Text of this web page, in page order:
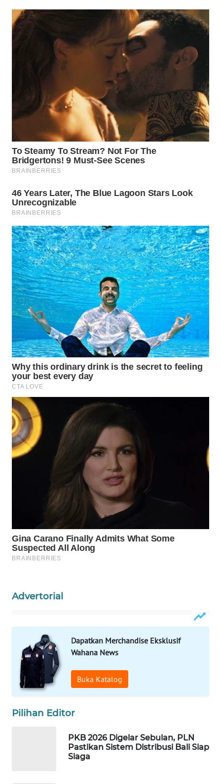
Advertorial
Dapatkan Merchandise Eksklusif
Wahana News
Buka Katalog
Pilihan Editor
PKB 2026 Digelar Sebulan, PLN
Pastikan Sistem Distribusi Bali Siap
Siaga
KARING
NEWS
NEWS
NEWS
FISUELRI
ID
ENERGI
NEWS
CILEUNGSI
NEWS
BERKAT
NEWS
BERAMPU
NEWS
ANUGERAH
NEWS
AKHLAK
PERAPKI
NEWS
SONYA